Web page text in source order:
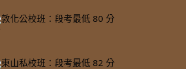
敦化公校班：段考最低 80 分
東山私校班：段考最低 82 分